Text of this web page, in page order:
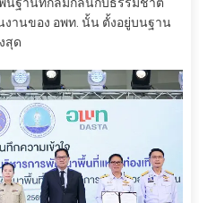
งานของ อพท. นั้น ตั้งอยู่บนฐาน
สุด